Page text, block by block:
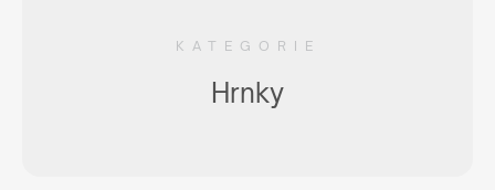
KATEGORIE
Hrnky